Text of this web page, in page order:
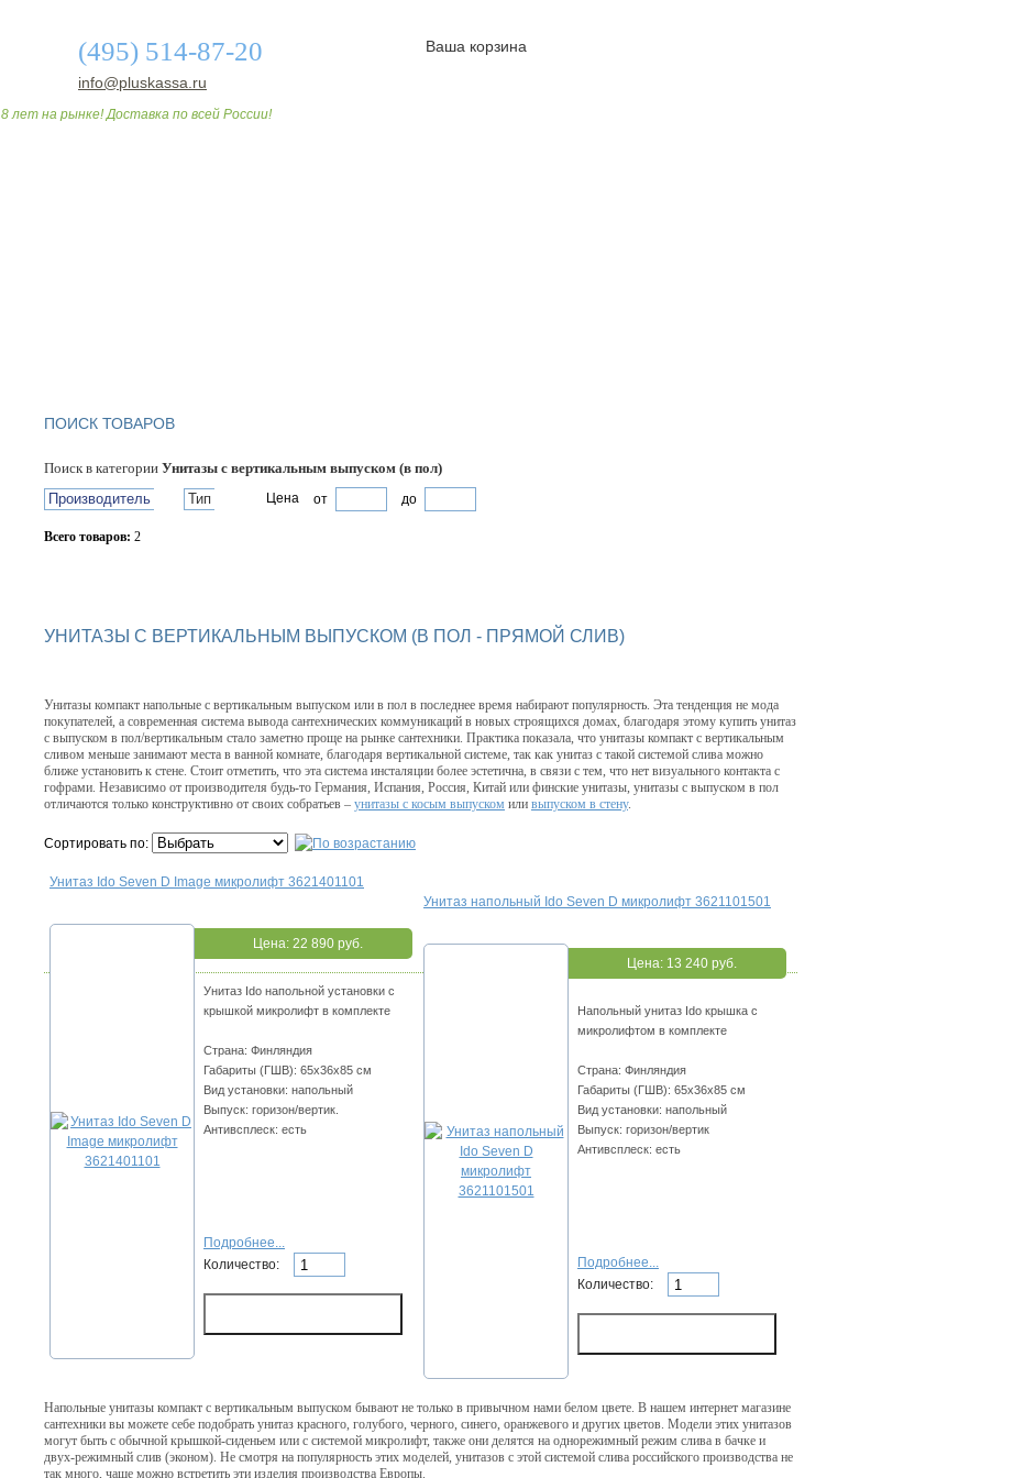
(495) 514-87-20
info@pluskassa.ru
8 лет на рынке! Доставка по всей России!
Ваша корзина
ПОИСК ТОВАРОВ
Поиск в категории Унитазы с вертикальным выпуском (в пол)
Производитель
Тип Цена от до
Всего товаров: 2
УНИТАЗЫ С ВЕРТИКАЛЬНЫМ ВЫПУСКОМ (В ПОЛ - ПРЯМОЙ СЛИВ)
Унитазы компакт напольные с вертикальным выпуском или в пол в последнее время набирают популярность. Эта тенденция не мода
покупателей, а современная система вывода сантехнических коммуникаций в новых строящихся домах, благодаря этому купить унитаз
с выпуском в пол/вертикальным стало заметно проще на рынке сантехники. Практика показала, что унитазы компакт с вертикальным
сливом меньше занимают места в ванной комнате, благодаря вертикальной системе, так как унитаз с такой системой слива можно
ближе установить к стене. Стоит отметить, что эта система инсталяции более эстетична, в связи с тем, что нет визуального контакта с
гофрами. Независимо от производителя будь-то Германия, Испания, Россия, Китай или финские унитазы, унитазы с выпуском в пол
отличаются только конструктивно от своих собратьев – унитазы с косым выпуском или выпуском в стену.
Сортировать по:
Унитаз Ido Seven D Image микролифт 3621401101
Цена: 22 890 руб.
Унитаз Ido напольной установки с
крышкой микролифт в комплекте
Страна: Финляндия
Габариты (ГШВ): 65х36х85 см
Вид установки: напольный
Выпуск: горизон/вертик.
Антивсплеск: есть
Подробнее...
Количество:
Унитаз напольный Ido Seven D микролифт 3621101501
Цена: 13 240 руб.
Напольный унитаз Ido крышка с
микролифтом в комплекте
Страна: Финляндия
Габариты (ГШВ): 65х36х85 см
Вид установки: напольный
Выпуск: горизон/вертик
Антивсплеск: есть
Подробнее...
Количество:
Напольные унитазы компакт с вертикальным выпуском бывают не только в привычном нами белом цвете. В нашем интернет магазине
сантехники вы можете себе подобрать унитаз красного, голубого, черного, синего, оранжевого и других цветов. Модели этих унитазов
могут быть с обычной крышкой-сиденьем или с системой микролифт, также они делятся на однорежимный режим слива в бачке и
двух-режимный слив (эконом). Не смотря на популярность этих моделей, унитазов с этой системой слива российского производства не
так много, чаще можно встретить эти изделия производства Европы.